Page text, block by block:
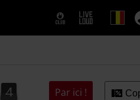
2
3
2
4
3 Par ici !